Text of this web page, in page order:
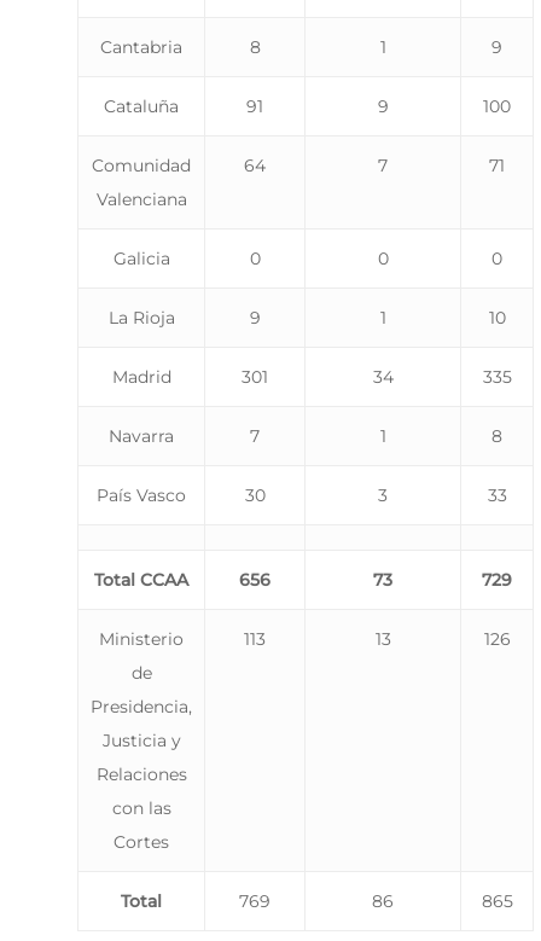
Cantabria 8 1 9
Cataluña 91 9 100
Comunidad
Valenciana
64 7 71
Galicia 0 0 0
La Rioja 9 1 10
Madrid 301 34 335
Navarra 7 1 8
País Vasco 30 3 33
Total CCAA 656 73 729
Ministerio
de
Presidencia,
Justicia y
Relaciones
con las
Cortes
113 13 126
Total 769 86 865